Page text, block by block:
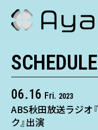
SCHEDULE
06.16 Fri. 2023
ABS秋田放送ラジオ
ク』出演